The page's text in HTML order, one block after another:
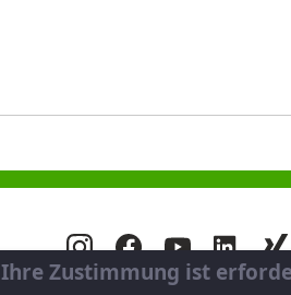
Ihre Zustimmung ist